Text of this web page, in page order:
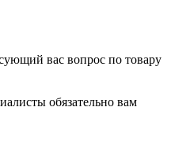
вас вопрос по товару
обязательно вам